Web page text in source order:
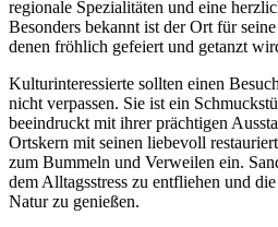
regionale Spezialitäten und eine
Besonders bekannt ist der Ort für
denen fröhlich gefeiert und getanzt
Kulturinteressierte sollten einen
nicht verpassen. Sie ist ein
beeindruckt mit ihrer prächtigen
Ortskern mit seinen liebevoll
zum Bummeln und Verweilen ein.
dem Alltagsstress zu entfliehen und
Natur zu genießen.